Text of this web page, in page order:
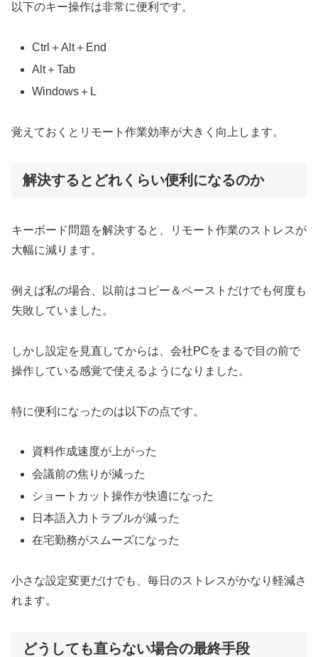
以下のキー操作は非常に便利です。
Ctrl＋Alt＋End
Alt＋Tab
Windows＋L
覚えておくとリモート作業効率が大きく向上します。
解決するとどれくらい便利になるのか
キーボード問題を解決すると、リモート作業のストレスが
大幅に減ります。
例えば私の場合、以前はコピー＆ペーストだけでも何度も
失敗していました。
しかし設定を見直してからは、会社PCをまるで目の前で
操作している感覚で使えるようになりました。
特に便利になったのは以下の点です。
資料作成速度が上がった
会議前の焦りが減った
ショートカット操作が快適になった
日本語入力トラブルが減った
在宅勤務がスムーズになった
小さな設定変更だけでも、毎日のストレスがかなり軽減さ
れます。
どうしても直らない場合の最終手段